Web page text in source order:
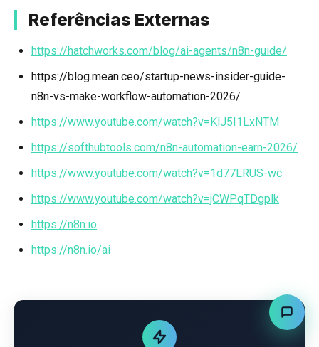
Referências Externas
https://hatchworks.com/blog/ai-agents/n8n-guide/
https://blog.mean.ceo/startup-news-insider-guide-
n8n-vs-make-workflow-automation-2026/
https://www.youtube.com/watch?v=KlJ5I1LxNTM
https://softhubtools.com/n8n-automation-earn-2026/
https://www.youtube.com/watch?v=1d77LRUS-wc
https://www.youtube.com/watch?v=jCWPqTDgplk
https://n8n.io
https://n8n.io/ai